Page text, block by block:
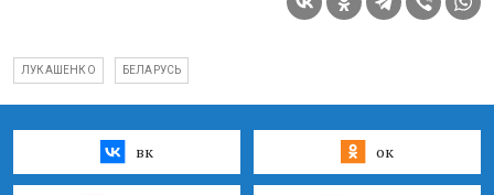
ЛУКАШЕНКО БЕЛАРУСЬ
вк ок